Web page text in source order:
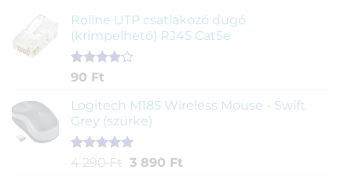
ből,
értékelés
alapján
Roline UTP csatlakozó dugó
(krimpelhető) RJ45 Cat5e
Értékelés
5-ből,
2
értékelés
alapján
90 Ft
Logitech M185 Wireless Mouse - Swift
Grey (szürke)
Értékelés
1
4 290 Ft Original
3 890 FtCurrent